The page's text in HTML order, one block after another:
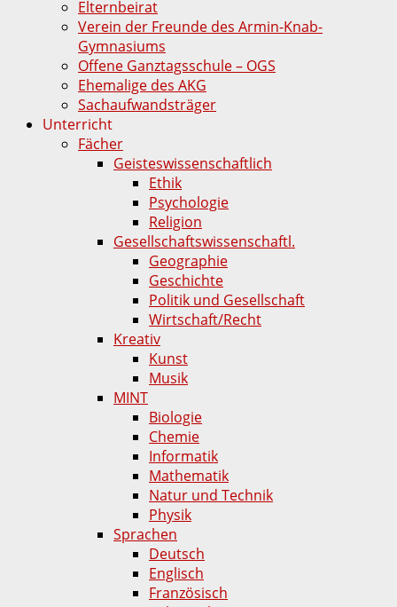
Elternbeirat
Verein der Freunde des Armin-Knab-
Gymnasiums
Offene Ganztagsschule – OGS
Ehemalige des AKG
Sachaufwandsträger
Unterricht
Fächer
Geisteswissenschaftlich
Ethik
Psychologie
Religion
Gesellschaftswissenschaftl.
Geographie
Geschichte
Politik und Gesellschaft
Wirtschaft/Recht
Kreativ
Kunst
Musik
MINT
Biologie
Chemie
Informatik
Mathematik
Natur und Technik
Physik
Sprachen
Deutsch
Englisch
Französisch